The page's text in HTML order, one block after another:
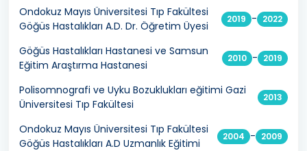
Ondokuz Mayıs Üniversitesi Tıp Fakültesi
Göğüs Hastalıkları A.D. Dr. Öğretim Üyesi
2019 - 2022
Göğüs Hastalıkları Hastanesi ve Samsun
Eğitim Araştırma Hastanesi
2010 - 2019
Polisomnografi ve Uyku Bozuklukları eğitimi Gazi
Üniversitesi Tıp Fakültesi
2013
Ondokuz Mayıs Üniversitesi Tıp Fakültesi
Göğüs Hastalıkları A.D Uzmanlık Eğitimi
2004 - 2009